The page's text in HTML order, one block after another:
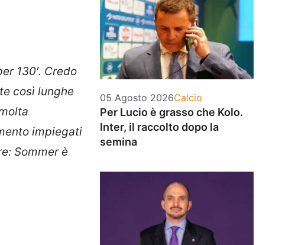
130′. Credo
così lunghe
impiegati
Sommer è
05 Agosto 2026Categorie
Calcio
Per Lucio è grasso che Kolo.
Inter, il raccolto dopo la
semina